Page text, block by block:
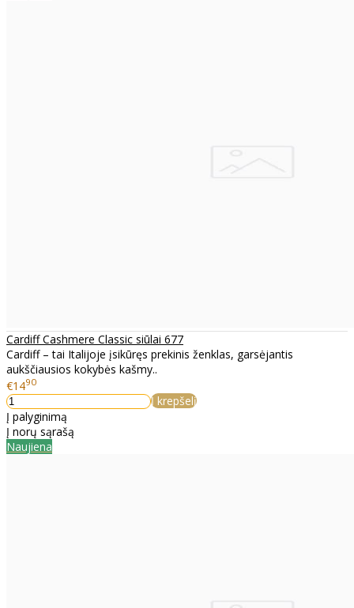
Cardiff Cashmere Classic siūlai 677
Cardiff – tai Italijoje įsikūręs prekinis ženklas, garsėjantis
aukščiausios kokybės kašmy..
€1490
Į krepšelį
Į palyginimą
Į norų sąrašą
Naujiena